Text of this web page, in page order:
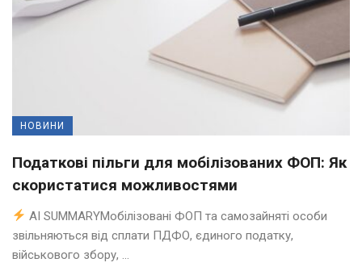
НОВИНИ
Податкові пільги для мобілізованих ФОП: Як
скористатися можливостями
AI SUMMARYМобілізовані ФОП та самозайняті особи
звільняються від сплати ПДФО, єдиного податку,
військового збору, ...